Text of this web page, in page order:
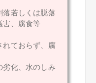
落若しくは脱落
害、腐食等
れておらず、腐
劣化、水のしみ